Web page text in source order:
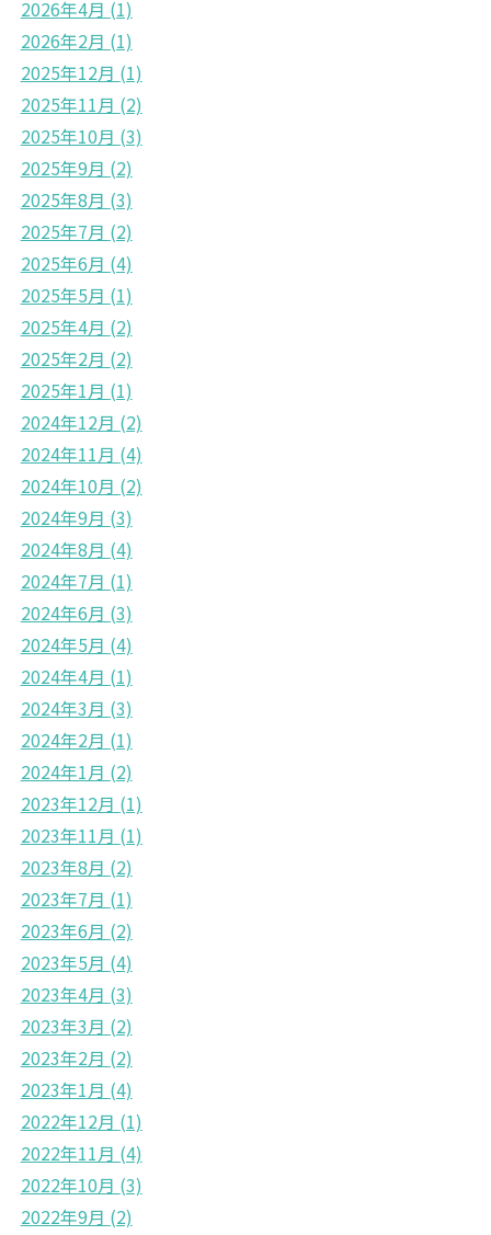
2026年4月 (1)
2026年2月 (1)
2025年12月 (1)
2025年11月 (2)
2025年10月 (3)
2025年9月 (2)
2025年8月 (3)
2025年7月 (2)
2025年6月 (4)
2025年5月 (1)
2025年4月 (2)
2025年2月 (2)
2025年1月 (1)
2024年12月 (2)
2024年11月 (4)
2024年10月 (2)
2024年9月 (3)
2024年8月 (4)
2024年7月 (1)
2024年6月 (3)
2024年5月 (4)
2024年4月 (1)
2024年3月 (3)
2024年2月 (1)
2024年1月 (2)
2023年12月 (1)
2023年11月 (1)
2023年8月 (2)
2023年7月 (1)
2023年6月 (2)
2023年5月 (4)
2023年4月 (3)
2023年3月 (2)
2023年2月 (2)
2023年1月 (4)
2022年12月 (1)
2022年11月 (4)
2022年10月 (3)
2022年9月 (2)